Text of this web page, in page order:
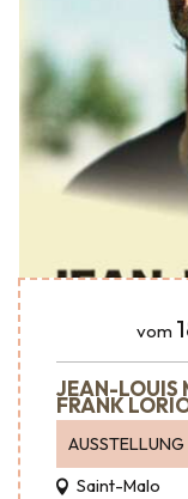
vom
JEAN-LOUIS
FRANK
AUSSTELLUNG
Saint-Malo